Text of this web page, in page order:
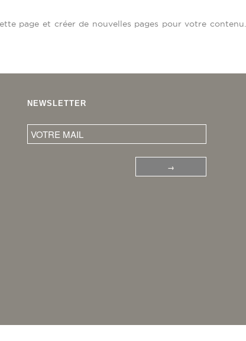
page et créer de nouvelles pages pour votre contenu.
NEWSLETTER